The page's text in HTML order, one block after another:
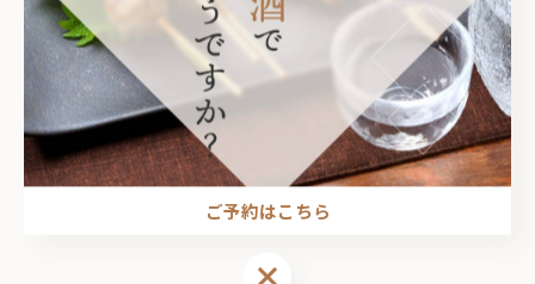
が高まり、食べ過ぎを防げる」といった成功例も多く聞
かれます。
注意点としては、野菜メニューでもマヨネーズやドレッ
シングの使い方に気をつけることです。ドレッシングは
別添えにする、または量を控えめにすることで、余分な
カロリーを抑えることができます。
ご予約はこちら
ご予約はこちら